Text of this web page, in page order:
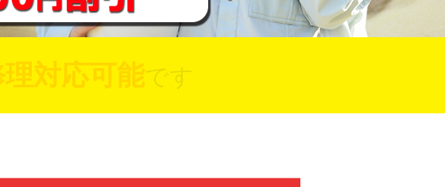
理対応可能です